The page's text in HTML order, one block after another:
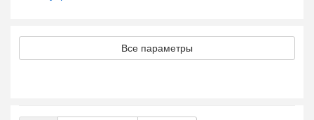
Все параметры